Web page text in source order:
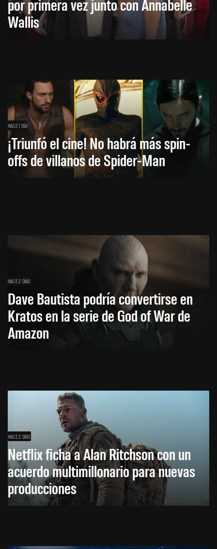
Wallis
HACE 1 DÍA
¡Triunfó el cine! No habrá más spin-
offs de villanos de Spider-Man
HACE 2 DÍAS
Dave Bautista podría convertirse en
Kratos en la serie de God of War de
Amazon
HACE 2 DÍAS
Netflix ficha a Alan Ritchson con un
acuerdo multimillonario para nuevas
producciones